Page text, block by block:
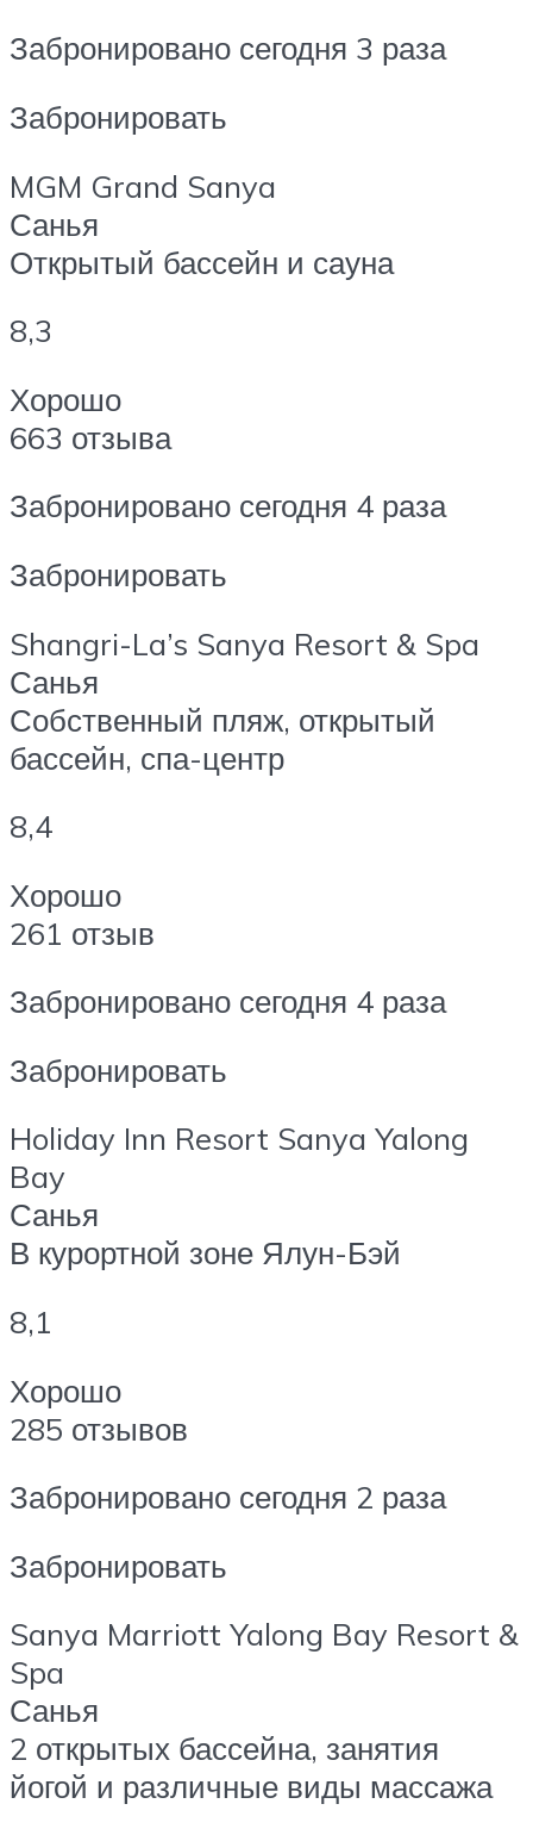
Забронировано сегодня 3 раза
Забронировать
MGM Grand Sanya
Санья
Открытый бассейн и сауна
8,3
Хорошо
663 отзыва
Забронировано сегодня 4 раза
Забронировать
Shangri-La’s Sanya Resort & Spa
Санья
Собственный пляж, открытый
бассейн, спа-центр
8,4
Хорошо
261 отзыв
Забронировано сегодня 4 раза
Забронировать
Holiday Inn Resort Sanya Yalong
Bay
Санья
В курортной зоне Ялун-Бэй
8,1
Хорошо
285 отзывов
Забронировано сегодня 2 раза
Забронировать
Sanya Marriott Yalong Bay Resort &
Spa
Санья
2 открытых бассейна, занятия
йогой и различные виды массажа